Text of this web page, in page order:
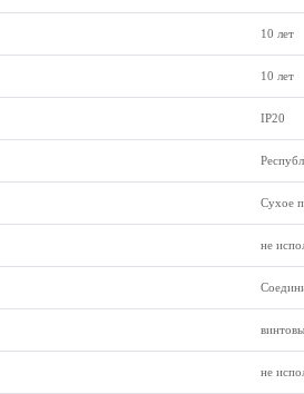
10 лет
10 лет
IP20
Сухое
не
не